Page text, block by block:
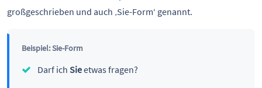
großgeschrieben und auch ‚Sie-Form‘ genannt.
Beispiel: Sie-Form
Darf ich Sieetwas fragen?